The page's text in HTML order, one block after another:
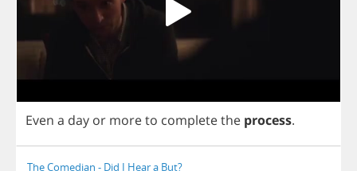
Even a day or moreto completethe process.
The Comedian - Did I Hear a But?